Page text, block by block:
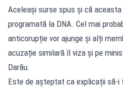
Aceleași surse spus și că
programată la DNA. Cel mai
anticorupție vor ajunge și alți
acuzație similară îl viza și pe
Darău.
Este de așteptat ca explicații să-